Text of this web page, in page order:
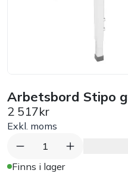
Exponering & servering
Städutrustning
Arbetsbord Stipo
2 517kr
Exkl. moms
1
Finns i lager